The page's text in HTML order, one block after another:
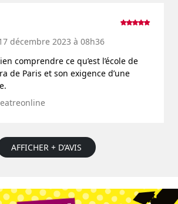
décembre 2023 à 08h36
comprendre ce qu’est l’école de
de Paris et son exigence d’une
AFFICHER + D’AVIS